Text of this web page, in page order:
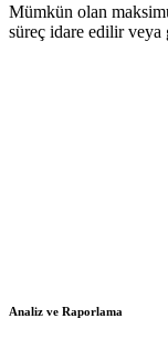
Mümkün olan
süreç idare edilir veya
Analiz ve Raporlama